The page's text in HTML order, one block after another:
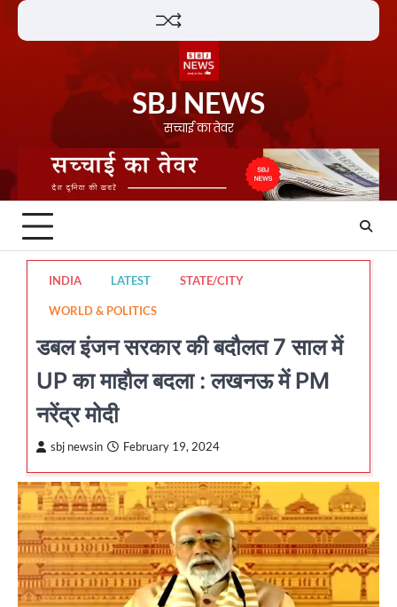
Skip
SBJ NEWS
सच्चाई का तेवर
INDIA LATEST STATE/CITY
WORLD & POLITICS
डबल इंजन सरकार की बदौलत 7 साल में
UP का माहौल बदला : लखनऊ में PM
नरेंद्र मोदी
sbj newsin February 19, 2024